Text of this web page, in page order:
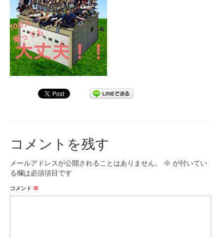
演奏会の歴史
出張演奏
九大フィル特集ページ
団員専用ページ
コメントを残す
メールアドレスが公開されることはありません。 ※ が付いてい
る欄は必須項目です
コメント ※